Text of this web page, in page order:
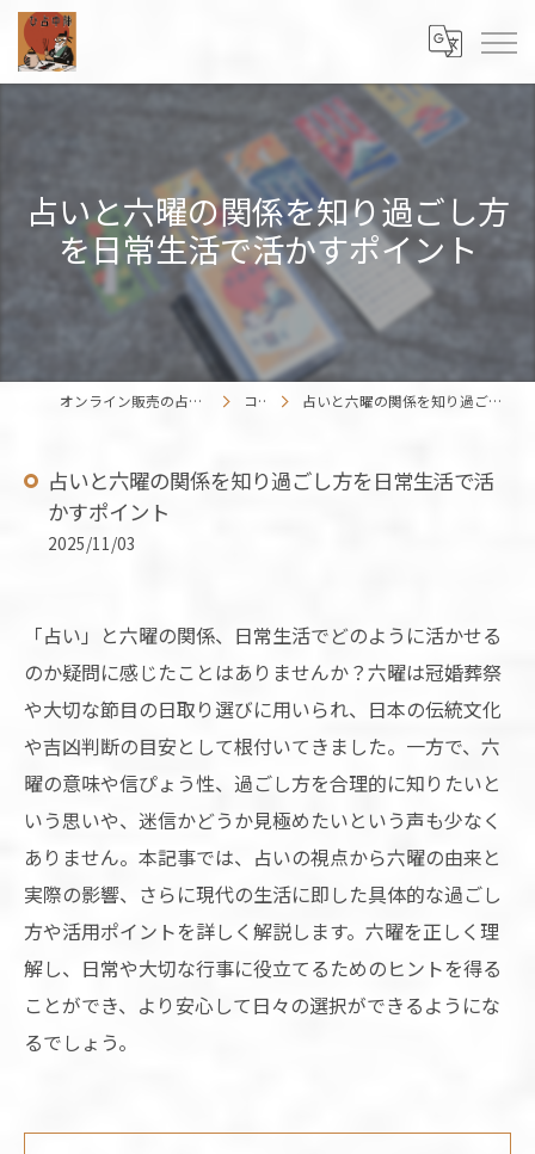
占いと六曜の関係を知り過ごし方
を日常生活で活かすポイント
オンライン販売の占いカードはENISHIWORK コラム 占いと六曜の関係を知り過ごし方を日常生活で活かすポイント
占いと六曜の関係を知り過ごし方を日常生活で活
かすポイント
2025/11/03
「占い」と六曜の関係、日常生活でどのように活かせる
のか疑問に感じたことはありませんか？六曜は冠婚葬祭
や大切な節目の日取り選びに用いられ、日本の伝統文化
や吉凶判断の目安として根付いてきました。一方で、六
曜の意味や信ぴょう性、過ごし方を合理的に知りたいと
いう思いや、迷信かどうか見極めたいという声も少なく
ありません。本記事では、占いの視点から六曜の由来と
実際の影響、さらに現代の生活に即した具体的な過ごし
方や活用ポイントを詳しく解説します。六曜を正しく理
解し、日常や大切な行事に役立てるためのヒントを得る
ことができ、より安心して日々の選択ができるようにな
るでしょう。